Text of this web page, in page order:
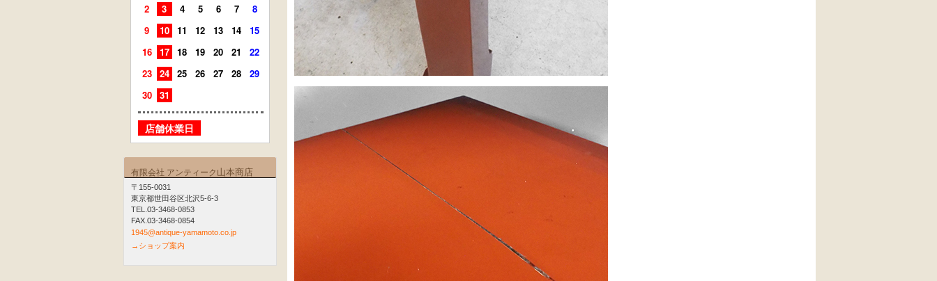
2
3 4 5 6 7
8
9
10 11 12 13 14
15
16
17 18 19 20 21
22
23
24 25 26 27 28
29
30
31
店舗休業日
7 9 10
12
14 15 16 17 18
19
21 22 23 25
26
28 29 30
有限会社 アンティーク 山本商店
〒155-0031
東京都世田谷区北沢5-6-3
TEL.03-3468-0853
FAX.03-3468-0854
1945@antique-yamamoto.co.jp
→ショップ案内